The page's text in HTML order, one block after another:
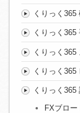
くりっく365
くりっく365
くりっく365
くりっく365
くりっく365
FXブロー